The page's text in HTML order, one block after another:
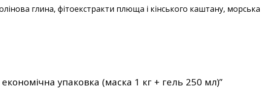
глина, фітоекстракти плюща і кінського каштану, морська
упаковка (маска 1 кг + гель 250 мл)”